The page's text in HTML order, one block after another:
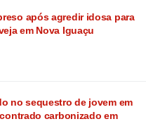
após agredir idosa para
em Nova Iguaçu
no sequestro de jovem em
carbonizado em